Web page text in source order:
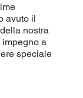
avuto il
nostra
a
speciale